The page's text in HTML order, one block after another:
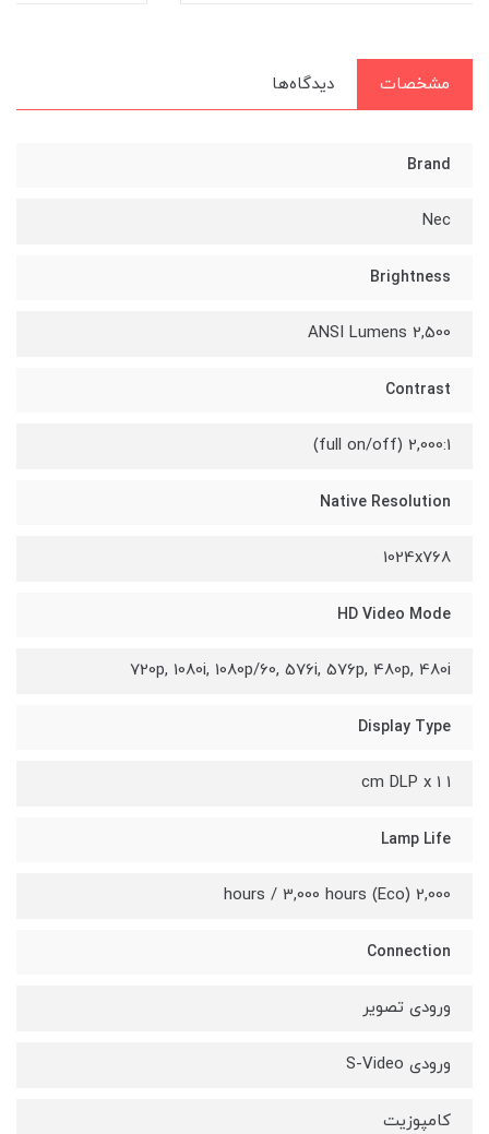
مشخصات دیدگاه‌ها
Brand
Nec
Brightness
2,500 ANSI Lumens
Contrast
2,000:1 (full on/off)
Native Resolution
1024x768
HD Video Mode
720p, 1080i, 1080p/60, 576i, 576p, 480p, 480i
Display Type
1 cm DLP x 1
Lamp Life
2,000 hours / 3,000 hours (Eco)
Connection
ورودی تصویر
ورودی S-Video
کامپوزیت